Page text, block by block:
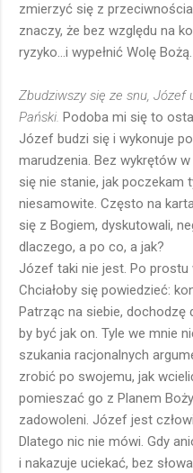
zmierzyć się z
znaczy, że bez względu na
ryzyko...i wypełnić Wolę Bożą.
Zbudziwszy się ze snu, Józef
Pański. Podoba mi się to
Józef budzi się i wykonuje
marudzenia. Bez wykrętów
się nie stanie, jak poczekam
niesamowite. Często na
się z Bogiem, dyskutowali,
dlaczego, a po co, a jak?
Józef taki nie jest. Po prostu
Chciałoby się powiedzieć:
Patrząc na siebie, dochodzę
by być jak on. Tyle we mnie
szukania racjonalnych
zrobić po swojemu, jak
pomieszać go z Planem
zadowoleni. Józef jest
Dlatego nic nie mówi. Gdy
i nakazuje uciekać, bez